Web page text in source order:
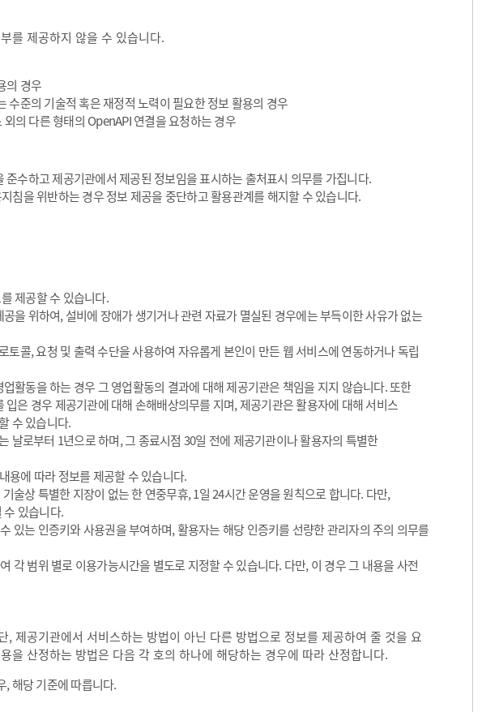
를 제공하지 않을 수 있습니다.
의 경우
준의 기술적 혹은 재정적 노력이 필요한 정보 활용의 경우
의 다른 형태의 OpenAPI 연결을 요청하는 경우
수하고 제공기관에서 제공된 정보임을 표시하는 출처표시 의무를 가집니다.
침을 위반하는 경우 정보 제공을 중단하고 활용관계를 해지할 수 있습니다.
제공할 수 있습니다.
을 위하여, 설비에 장애가 생기거나 관련 자료가 멸실된 경우에는 부득이한 사유가 없는
콜, 요청 및 출력 수단을 사용하여 자유롭게 본인이 만든 웹 서비스에 연동하거나 독립
활동을 하는 경우 그 영업활동의 결과에 대해 제공기관은 책임을 지지 않습니다. 또한
은 경우 제공기관에 대해 손해배상의무를 지며, 제공기관은 활용자에 대해 서비스
수 있습니다.
날로부터 1년으로 하며, 그 종료시점 30일 전에 제공기관이나 활용자의 특별한
용에 따라 정보를 제공할 수 있습니다.
술상 특별한 지장이 없는 한 연중무휴, 1일 24시간 운영을 원칙으로 합니다. 다만,
수 있습니다.
있는 인증키와 사용권을 부여하며, 활용자는 해당 인증키를 선량한 관리자의 주의 의무를
각 범위 별로 이용가능시간을 별도로 지정할 수 있습니다. 다만, 이 경우 그 내용을 사전
제공기관에서 서비스하는 방법이 아닌 다른 방법으로 정보를 제공하여 줄 것을 요
을 산정하는 방법은 다음 각 호의 하나에 해당하는 경우에 따라 산정합니다.
, 해당 기준에 따릅니다.